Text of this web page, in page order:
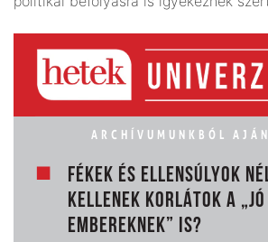
ARCHÍVUMUNKBÓL
FÉKEK ÉS ELLENSÚLYOK
KELLENEK KORLÁTOK A „JÓ
EMBEREKNEK” IS?